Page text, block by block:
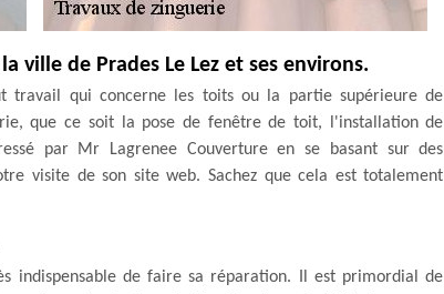
ville de Prades Le Lez et ses environs.
travail qui concerne les toits ou la partie supérieure de
que ce soit la pose de fenêtre de toit, l'installation de
par Mr Lagrenee Couverture en se basant sur des
visite de son site web. Sachez que cela est totalement
indispensable de faire sa réparation. Il est primordial de